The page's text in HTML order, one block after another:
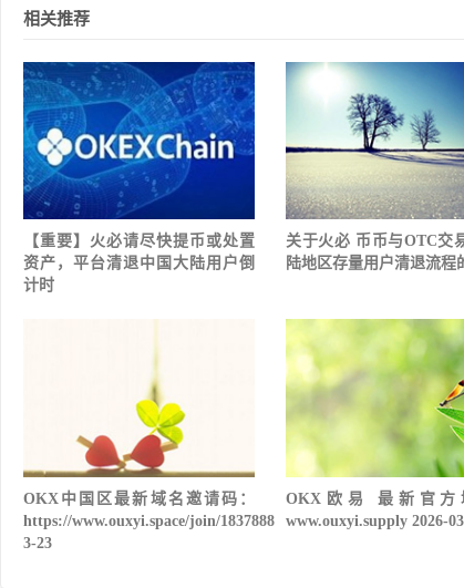
相关推荐
【重要】火必请尽快提币或处置
资产，平台清退中国大陆用户倒
计时
关于火必 币币与OTC交
陆地区存量用户清退流程
OKX中国区最新域名邀请码：
https://www.ouxyi.space/join/1837888
3-23
OKX欧易 最新官方
www.ouxyi.supply 2026-